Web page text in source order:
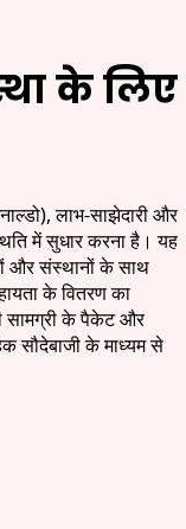
के लिए
लाभ-साझेदारी और
में सुधार करना है। यह
और संस्थानों के साथ
के वितरण का
सामग्री के पैकेट और
सौदेबाजी के माध्यम से